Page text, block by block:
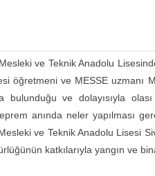
ve Teknik Anadolu
öğretmeni ve MESSE
bulunduğu ve dolayısıyla
anında neler yapılması
ve Teknik Anadolu Lisesi
katkılarıyla yangın ve